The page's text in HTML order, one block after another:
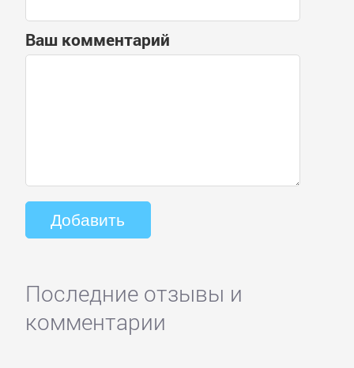
Ваш комментарий
Последние отзывы и
комментарии